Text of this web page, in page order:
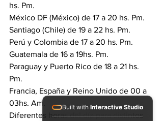
hs. Pm.
México DF (México) de 17 a 20 hs. Pm.
Santiago (Chile) de 19 a 22 hs. Pm.
Perú y Colombia de 17 a 20 hs. Pm.
Guatemala de 16 a 19hs. Pm.
Paraguay y Puerto Rico de 18 a 21 hs.
Pm.
Francia, España y Reino Unido de 00 a
03hs. Am.
Diferentes horas del día para distintos
Built with Interactive Studio